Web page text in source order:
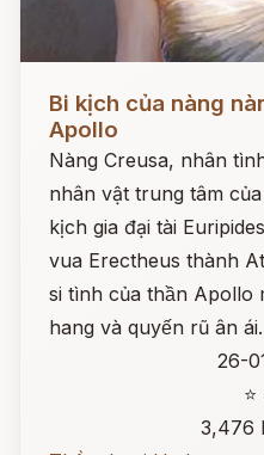
Bi kịch của nàng
Apollo
Nàng Creusa, nhân
nhân vật trung tâm
kịch gia đại tài
vua Erectheus thành
si tình của thần Apollo
hang và quyến rũ ân ái.
26-
3,476